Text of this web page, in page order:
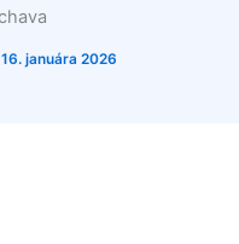
16. januára 2026